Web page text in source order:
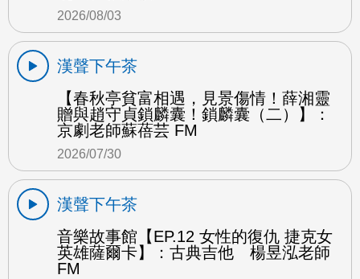
2026/08/03
漢聲下午茶
【春秋亭貧富相遇，見景傷情！薛湘靈
贈與趙守貞鎖麟囊！鎖麟囊（二）】：
京劇老師蘇蓓芸 FM
2026/07/30
漢聲下午茶
音樂故事館【EP.12 女性的復仇 捷克女
英雄薩爾卡】：古典吉他 楊昱泓老師
FM